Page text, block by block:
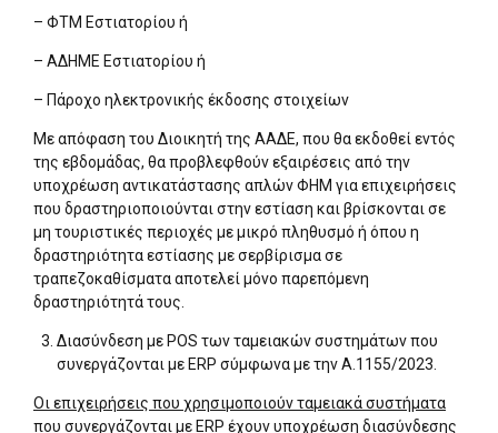
– ΦΤΜ Εστιατορίου ή
– ΑΔΗΜΕ Εστιατορίου ή
– Πάροχο ηλεκτρονικής έκδοσης στοιχείων
Με απόφαση του Διοικητή της ΑΑΔΕ, που θα εκδοθεί εντός
της εβδομάδας, θα προβλεφθούν εξαιρέσεις από την
υποχρέωση αντικατάστασης απλών ΦΗΜ για επιχειρήσεις
που δραστηριοποιούνται στην εστίαση και βρίσκονται σε
μη τουριστικές περιοχές με μικρό πληθυσμό ή όπου η
δραστηριότητα εστίασης με σερβίρισμα σε
τραπεζοκαθίσματα αποτελεί μόνο παρεπόμενη
δραστηριότητά τους.
Διασύνδεση με POS των ταμειακών συστημάτων που
συνεργάζονται με ERP σύμφωνα με την Α.1155/2023.
Οι επιχειρήσεις που χρησιμοποιούν ταμειακά συστήματα
που συνεργάζονται με ERP έχουν υποχρέωση διασύνδεσης